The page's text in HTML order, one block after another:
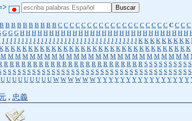
B B B B B B B B B B C C C C C C C C C C C C C C C C C C C C C C C
G G G H H H H H H H H H H H H H H H H H H H H H H H H H H H H H
J J J J J J J J J J J J J J J J J J J J J J J J J J J J J J J J J J J K K K K K K K K K
K K K K K K K K K K K K K K K K K K K K K K K K K K K K K K K K
M M M M M M M M M M M M M M M M M M M M M M M M M M
R R R R R R R R R R R R R R R R R R R R R R R R S S S S S S S S S S
S S S S S S S S S S S S S S S S S S S S S S S S S S S S S S S S S S S S S S S
U U U U U U U U U W W W W W W Y Y Y Y Y Y Y Y Y Y Y Y Y Y Y Y
, 忠義